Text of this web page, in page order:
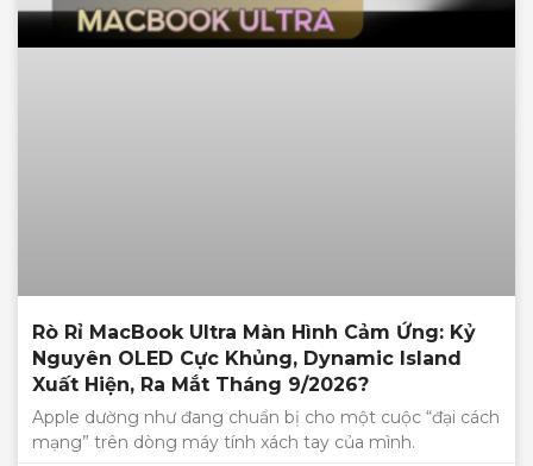
Rò Rỉ MacBook Ultra Màn Hình Cảm Ứng: Kỷ
Nguyên OLED Cực Khủng, Dynamic Island
Xuất Hiện, Ra Mắt Tháng 9/2026?
Apple dường như đang chuẩn bị cho một cuộc “đại cách
mạng” trên dòng máy tính xách tay của mình.